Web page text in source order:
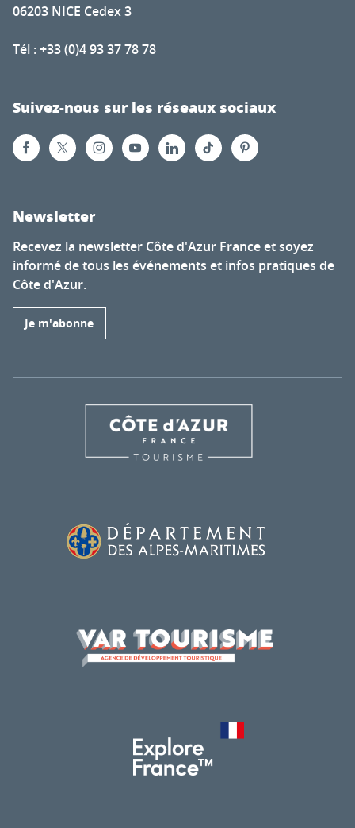
06203 NICE Cedex 3
Tél : +33 (0)4 93 37 78 78
Suivez-nous sur les réseaux sociaux
Newsletter
Recevez la newsletter Côte d'Azur France et soyez
informé de tous les événements et infos pratiques de
Côte d'Azur.
Je m'abonne